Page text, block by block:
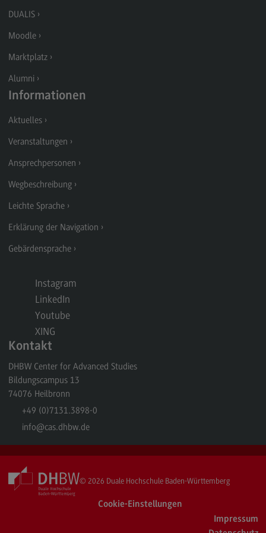
Modulangebot
Berufsperspektiven
Kontakt
Digital Business Management
Digital Business Management
Modulangebot
Berufsperspektiven
Kontakt
Digitalisierung in der Sozialen Arbeit
Digitalisierung in der Sozialen Arbeit
Modulangebot
Berufsperspektiven
Elektrotechnik und Informationstechnik
Elektrotechnik und Informationstechnik
Profil-O-Mat Elektrotechnik und
Informationstechnik
Rahmenbedingungen
Modulangebot
Berufsperspektiven
Kontakt
Entrepreneurship
Entrepreneurship
Modulangebot
DUALIS
Moodle
Marktplatz
Alumni
Informationen
Aktuelles
Veranstaltungen
Ansprechpersonen
Wegbeschreibung
Leichte Sprache
Erklärung der Navigation
Gebärdensprache
Instagram
LinkedIn
Youtube
XING
Kontakt
DHBW Center for Advanced Studies
Bildungscampus 13
74076 Heilbronn
+49 (0)7131.3898-0
info@cas.dhbw.de
© 2026 Duale Hochschule Baden-Württemberg
Cookie-Einstellungen
Impressum